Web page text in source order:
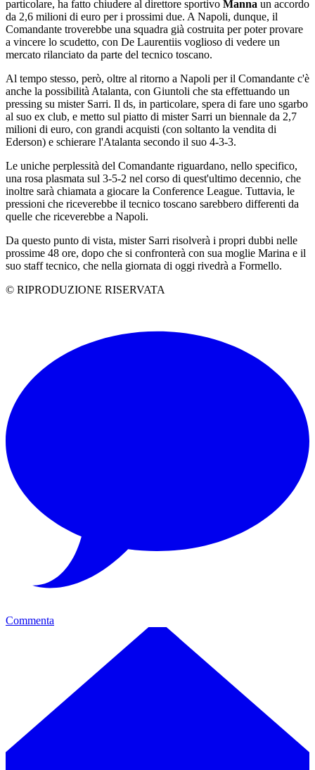
particolare, ha fatto chiudere al direttore sportivo Manna un accordo
da 2,6 milioni di euro per i prossimi due. A Napoli, dunque, il
Comandante troverebbe una squadra già costruita per poter provare
a vincere lo scudetto, con De Laurentiis voglioso di vedere un
mercato rilanciato da parte del tecnico toscano.
Al tempo stesso, però, oltre al ritorno a Napoli per il Comandante c'è
anche la possibilità Atalanta, con Giuntoli che sta effettuando un
pressing su mister Sarri. Il ds, in particolare, spera di fare uno sgarbo
al suo ex club, e metto sul piatto di mister Sarri un biennale da 2,7
milioni di euro, con grandi acquisti (con soltanto la vendita di
Ederson) e schierare l'Atalanta secondo il suo 4-3-3.
Le uniche perplessità del Comandante riguardano, nello specifico,
una rosa plasmata sul 3-5-2 nel corso di quest'ultimo decennio, che
inoltre sarà chiamata a giocare la Conference League. Tuttavia, le
pressioni che riceverebbe il tecnico toscano sarebbero differenti da
quelle che riceverebbe a Napoli.
Da questo punto di vista, mister Sarri risolverà i propri dubbi nelle
prossime 48 ore, dopo che si confronterà con sua moglie Marina e il
suo staff tecnico, che nella giornata di oggi rivedrà a Formello.
© RIPRODUZIONE RISERVATA
Commenta